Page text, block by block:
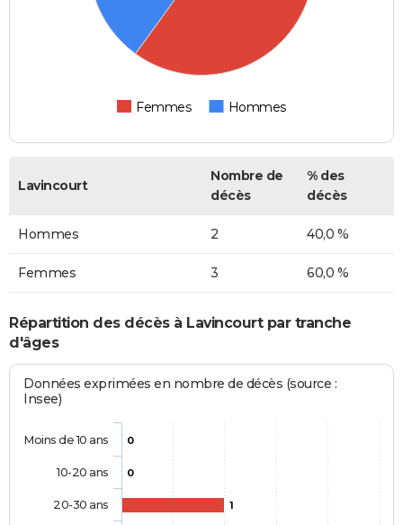
Femmes Hommes
Lavincourt
Nombre de
décès
% des
décès
Hommes 2 40,0 %
Femmes 3 60,0 %
Répartition des décès à Lavincourt par tranche
d'âges
Données exprimées en nombre de décès (source :
Insee)
0
0
1
Moins de 10 ans
10-20 ans
20-30 ans